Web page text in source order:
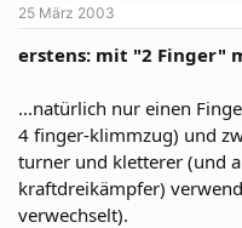
25 März 2003
erstens: mit "2 Finger"
...natürlich nur einen
4 finger-klimmzug) und
turner und kletterer (und
kraftdreikämpfer)
verwechselt).